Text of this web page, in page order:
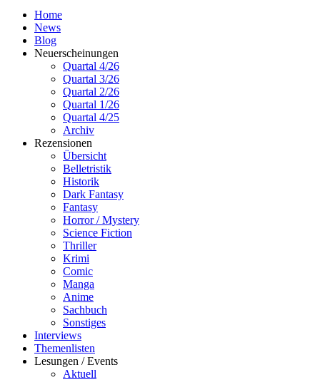
Home
News
Blog
Neuerscheinungen
Quartal 4/26
Quartal 3/26
Quartal 2/26
Quartal 1/26
Quartal 4/25
Archiv
Rezensionen
Übersicht
Belletristik
Historik
Dark Fantasy
Fantasy
Horror / Mystery
Science Fiction
Thriller
Krimi
Comic
Manga
Anime
Sachbuch
Sonstiges
Interviews
Themenlisten
Lesungen / Events
Aktuell